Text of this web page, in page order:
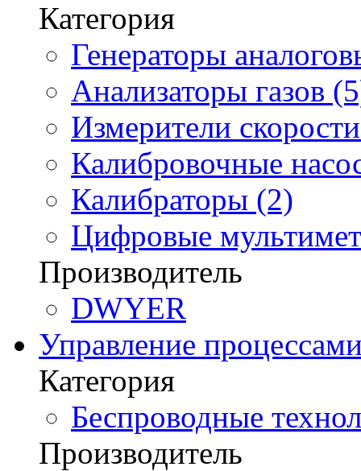
Категория
Генераторы
Анализаторы газов
Измерители
Калибровочные
Калибраторы (2)
Цифровые
Производитель
DWYER
Управление
Категория
Беспроводные
Производитель